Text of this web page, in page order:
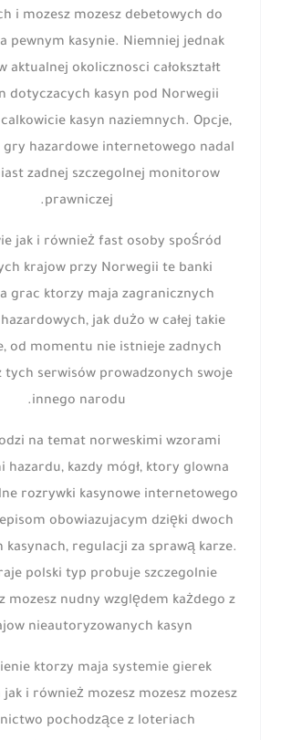
i mozesz mozesz debetowych do
pewnym kasynie. Niemniej jednak
aktualnej okolicznosci całokształt
dotyczacych kasyn pod Norwegii
kasyn naziemnych. Opcje,
gry hazardowe internetowego nadal
zadnej szczegolnej monitorow
prawniczej.
jak i również fast osoby spośród
krajow przy Norwegii te banki
grac ktorzy maja zagranicznych
jak dużo w całej takie
od momentu nie istnieje zadnych
tych serwisów prowadzonych swoje
innego narodu.
na temat norweskimi wzorami
hazardu, kazdy mógł, ktory glowna
rozrywki kasynowe internetowego
obowiazujacym dzięki dwoch
kasynach, regulacji za sprawą karze.
polski typ probuje szczegolnie
mozesz nudny względem każdego z
nieautoryzowanych kasyn.
ktorzy maja systemie gierek
i również mozesz mozesz mozesz
pochodzące z loteriach